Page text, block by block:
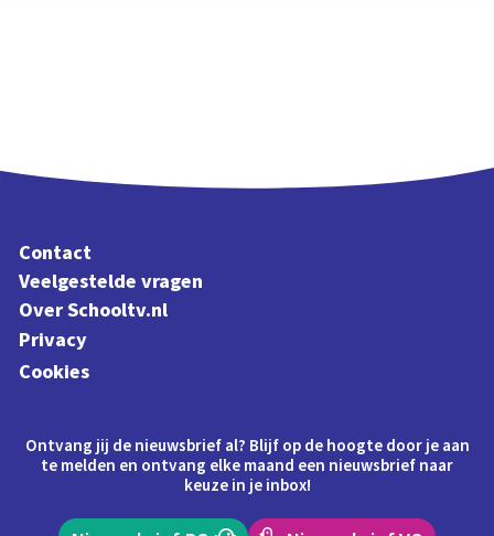
Contact
Veelgestelde vragen
Over Schooltv.nl
Privacy
Cookies
Ontvang jij de nieuwsbrief al? Blijf op de hoogte door je aan
te melden en ontvang elke maand een nieuwsbrief naar
keuze in je inbox!